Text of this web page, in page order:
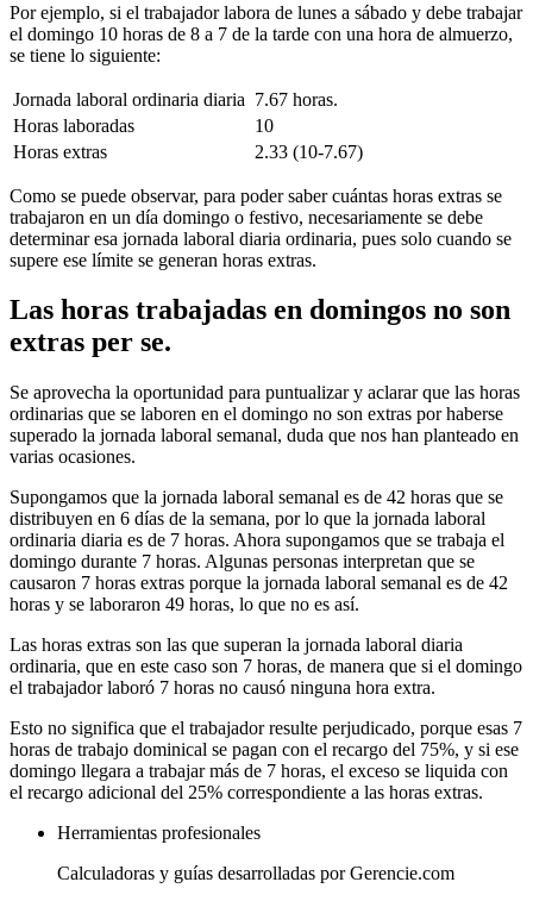
Por ejemplo, si el trabajador labora de lunes a sábado y debe trabajar
el domingo 10 horas de 8 a 7 de la tarde con una hora de almuerzo,
se tiene lo siguiente:
Jornada laboral ordinaria diaria 7.67 horas.
Horas laboradas
10
Horas extras
2.33 (10-7.67)
Como se puede observar, para poder saber cuántas horas extras se
trabajaron en un día domingo o festivo, necesariamente se debe
determinar esa jornada laboral diaria ordinaria, pues solo cuando se
supere ese límite se generan horas extras.
Las horas trabajadas en domingos no son
extras per se.
Se aprovecha la oportunidad para puntualizar y aclarar que las horas
ordinarias que se laboren en el domingo no son extras por haberse
superado la jornada laboral semanal, duda que nos han planteado en
varias ocasiones.
Supongamos que la jornada laboral semanal es de 42 horas que se
distribuyen en 6 días de la semana, por lo que la jornada laboral
ordinaria diaria es de 7 horas. Ahora supongamos que se trabaja el
domingo durante 7 horas. Algunas personas interpretan que se
causaron 7 horas extras porque la jornada laboral semanal es de 42
horas y se laboraron 49 horas, lo que no es así.
Las horas extras son las que superan la jornada laboral diaria
ordinaria, que en este caso son 7 horas, de manera que si el domingo
el trabajador laboró 7 horas no causó ninguna hora extra.
Esto no significa que el trabajador resulte perjudicado, porque esas 7
horas de trabajo dominical se pagan con el recargo del 75%, y si ese
domingo llegara a trabajar más de 7 horas, el exceso se liquida con
el recargo adicional del 25% correspondiente a las horas extras.
Herramientas profesionales
Calculadoras y guías desarrolladas por Gerencie.com